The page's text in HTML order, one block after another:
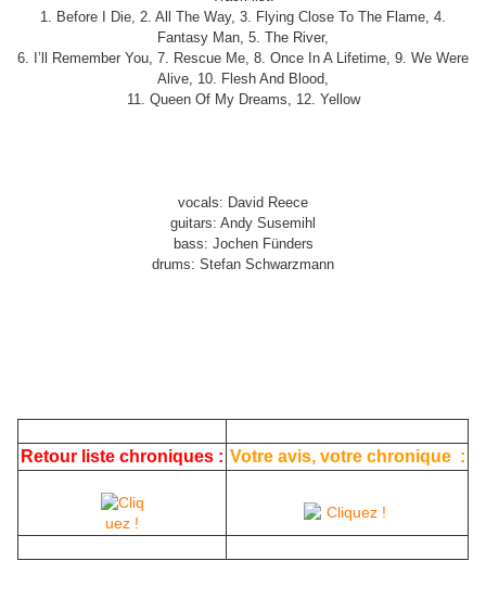
1. Before I Die, 2. All The Way, 3. Flying Close To The Flame, 4.
Fantasy Man, 5. The River,
6. I’ll Remember You, 7. Rescue Me, 8. Once In A Lifetime, 9. We Were
Alive, 10. Flesh And Blood,
11. Queen Of My Dreams, 12. Yellow
vocals: David Reece
guitars: Andy Susemihl
bass: Jochen Fünders
drums: Stefan Schwarzmann
Retour liste chroniques : Votre avis, votre chronique :